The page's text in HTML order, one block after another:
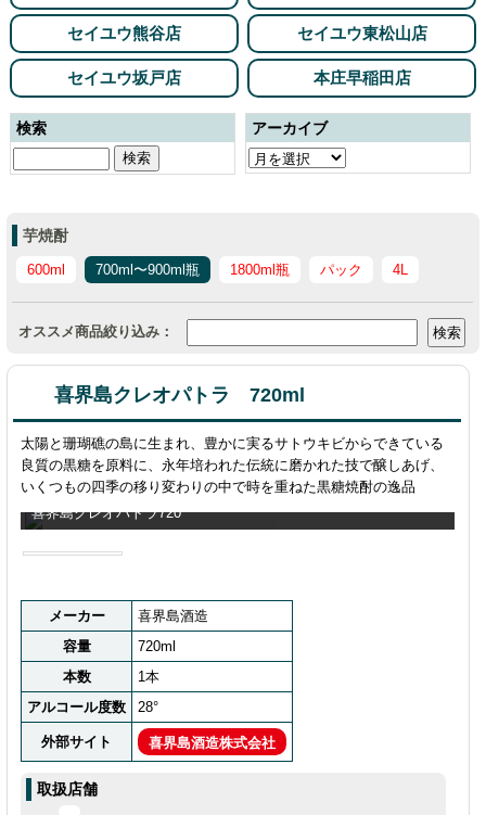
セイユウ熊谷店 セイユウ東松山店
セイユウ坂戸店 本庄早稲田店
検索 アーカイブ
芋焼酎
600ml 700ml〜900ml瓶 1800ml瓶 パック 4L
オススメ商品絞り込み：
喜界島クレオパトラ 720ml
太陽と珊瑚礁の島に生まれ、豊かに実るサトウキビからできている
良質の黒糖を原料に、永年培われた伝統に磨かれた技で醸しあげ、
いくつもの四季の移り変わりの中で時を重ねた黒糖焼酎の逸品
喜界島クレオパトラ720
メーカー
喜界島酒造
容量
720ml
本数
1本
アルコール度数
28°
外部サイト 喜界島酒造株式会社
取扱店舗